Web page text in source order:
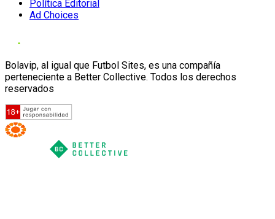
Política Editorial
Ad Choices
Bolavip, al igual que Futbol Sites, es una compañía
perteneciente a Better Collective. Todos los derechos
reservados